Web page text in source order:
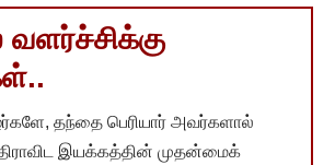
வளர்ச்சிக்கு
தந்தை பெரியார் அவர்களால்
இயக்கத்தின் முதன்மைக்